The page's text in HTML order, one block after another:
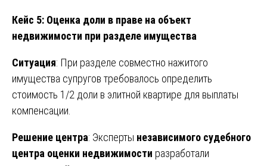
Кейс 5: Оценка доли в праве на объект
недвижимости при разделе имущества
Ситуация: При разделе совместно нажитого
имущества супругов требовалось определить
стоимость 1/2 доли в элитной квартире для выплаты
компенсации.
Решение центра: Эксперты независимого судебного
центра оценки недвижимости разработали